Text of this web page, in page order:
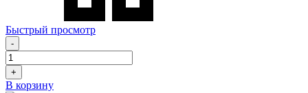
Быстрый просмотр
-
+
В корзину